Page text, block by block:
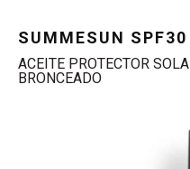
SUMMESUN
ACEITE PROTECTOR
BRONCEADO